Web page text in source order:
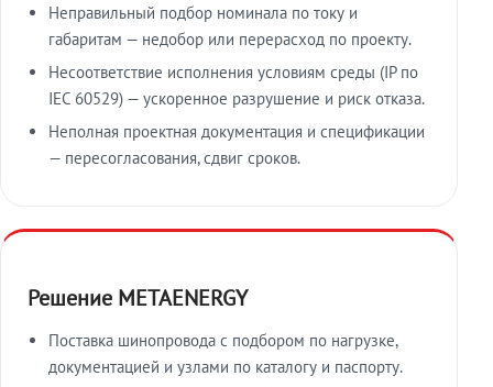
Неправильный подбор номинала по току и
габаритам — недобор или перерасход по проекту.
Несоответствие исполнения условиям среды (IP по
IEC 60529) — ускоренное разрушение и риск отказа.
Неполная проектная документация и спецификации
— пересогласования, сдвиг сроков.
Решение METAENERGY
Поставка шинопровода с подбором по нагрузке,
документацией и узлами по каталогу и паспорту.